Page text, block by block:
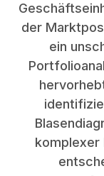
der
ein
komplexer